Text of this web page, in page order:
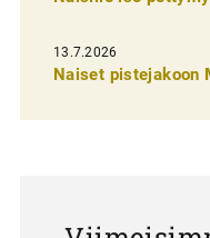
e
13.7.2026
Naiset pistejakoon